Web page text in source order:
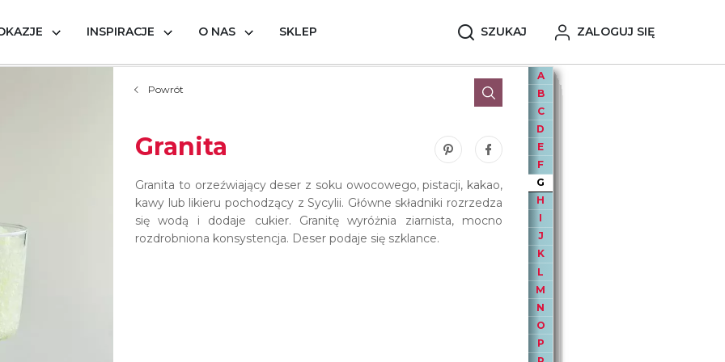
INSPIRACJE O NAS SKLEP SZUKAJ ZALOGUJ SIĘ
Powrót
A
B
C
D
E
F
G
H
I
J
K
L
M
N
O
P
Granita Zobacz nasze piny w serwisie Pinterest
Udostępnij ten wpis na serwisie Facebook
Granita to orzeźwiający deser z soku owocowego, pistacji, kakao,
kawy lub likieru pochodzący z Sycylii. Główne składniki rozrzedza
się wodą i dodaje cukier. Granitę wyróżnia ziarnista, mocno
rozdrobniona konsystencja. Deser podaje się szklance.